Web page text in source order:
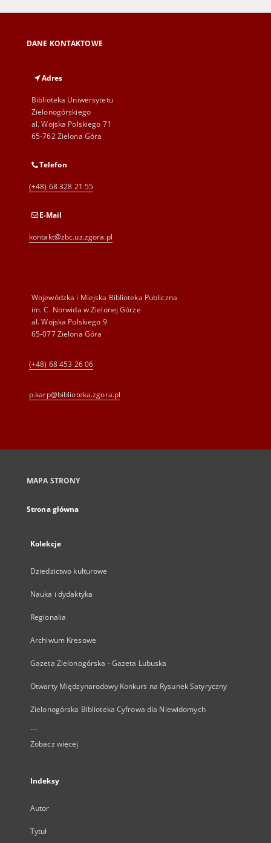
DANE KONTAKTOWE
Adres
Biblioteka Uniwersytetu
Zielonogórskiego
al. Wojska Polskiego 71
65-762 Zielona Góra
Telefon
(+48) 68 328 21 55
E-Mail
kontakt@zbc.uz.zgora.pl
Wojewódzka i Miejska Biblioteka Publiczna
im. C. Norwida w Zielonej Górze
al. Wojska Polskiego 9
65-077 Zielona Góra
(+48) 68 453 26 06
p.karp@biblioteka.zgora.pl
MAPA STRONY
Strona główna
Kolekcje
Dziedzictwo kulturowe
Nauka i dydaktyka
Regionalia
Archiwum Kresowe
Gazeta Zielonogórska - Gazeta Lubuska
Otwarty Międzynarodowy Konkurs na Rysunek Satyryczny
Zielonogórska Biblioteka Cyfrowa dla Niewidomych
...
Zobacz więcej
Indeksy
Autor
Tytuł